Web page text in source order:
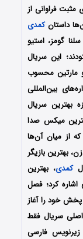
فراوانی از
داستانکمدی
گومز، استیو
این سریال
مارتین محسوب
بین‌المللی
جمله جایزه بهترین سریال
میکس صدا
نیز شود که از میان آن‌ها
بهترین بازیگر
کمدی، بهترین
اشاره کرد؛ فصل
این مجموعه از تاریخ 9 سپتامبر سال 2025 پخش خود را آغاز
سریال فقط
فارسی